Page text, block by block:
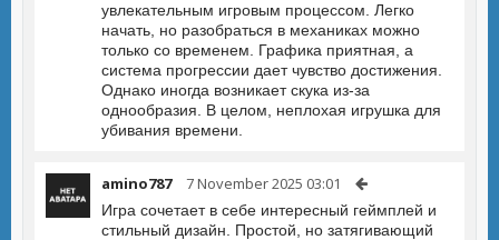
увлекательным игровым процессом. Легко
начать, но разобраться в механиках можно
только со временем. Графика приятная, а
система прогрессии дает чувство достижения.
Однако иногда возникает скука из-за
однообразия. В целом, неплохая игрушка для
убивания времени.
amino787 7 November 2025 03:01
Игра сочетает в себе интересный геймплей и
стильный дизайн. Простой, но затягивающий